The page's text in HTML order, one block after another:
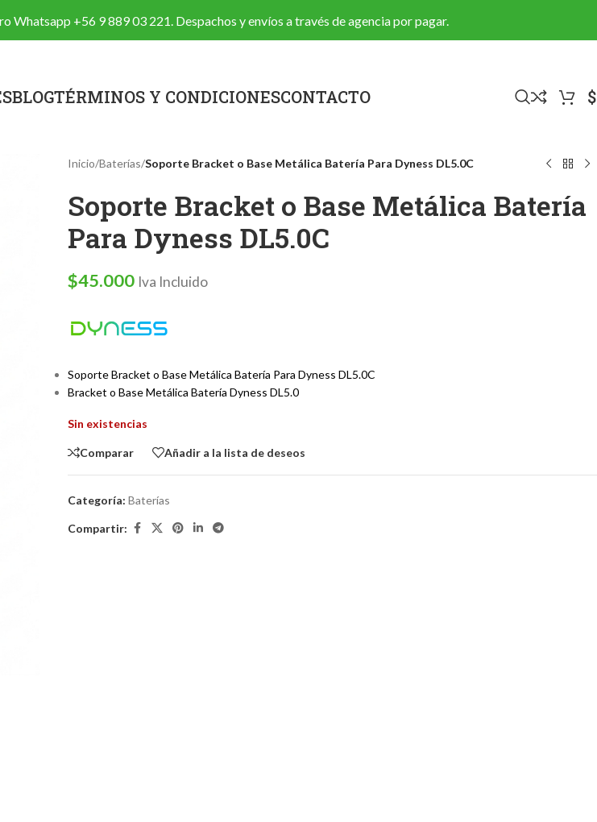
Whatsapp +56 9 889 03 221 . Despachos y envíos a través de agencia por pagar.
BLOGTÉRMINOS Y CONDICIONESCONTACTO $
Inicio/Baterías/Soporte Bracket o Base Metálica Batería Para Dyness DL5.0C
Soporte Bracket o Base Metálica Batería
Para Dyness DL5.0C
$45.000 Iva Incluido
Soporte Bracket o Base Metálica Batería Para Dyness DL5.0C
Bracket o Base Metálica Batería Dyness DL5.0
Sin existencias
Comparar Añadir a la lista de deseos
Categoría: Baterías
Compartir: